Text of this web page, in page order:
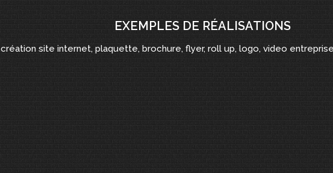
EXEMPLES DE RÉALISATIONS
création site internet, plaquette, brochure, flyer, roll up, logo, video